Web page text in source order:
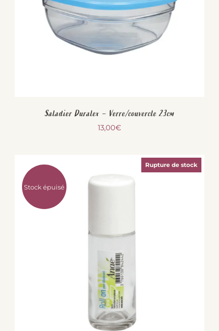
Saladier Duralex – Verre/couvercle 23cm
13,00€
Stock épuisé
Rupture de stock